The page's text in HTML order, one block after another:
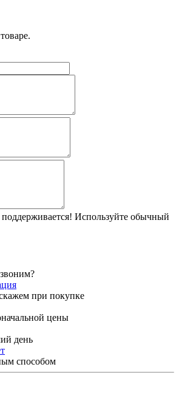
Используйте обычный
при покупке
цены
день
способом